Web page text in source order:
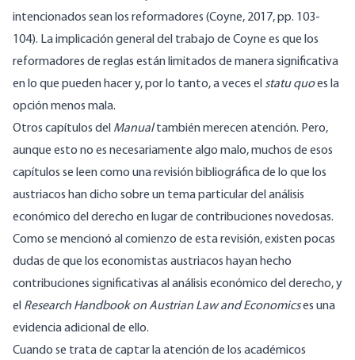
intencionados sean los reformadores (Coyne, 2017, pp. 103-
104). La implicación general del trabajo de Coyne es que los
reformadores de reglas están limitados de manera significativa
en lo que pueden hacer y, por lo tanto, a veces el statu quoes la
opción menos mala.
Otros capítulos del Manualtambién merecen atención. Pero,
aunque esto no es necesariamente algo malo, muchos de esos
capítulos se leen como una revisión bibliográfica de lo que los
austriacos han dicho sobre un tema particular del análisis
económico del derecho en lugar de contribuciones novedosas.
Como se mencionó al comienzo de esta revisión, existen pocas
dudas de que los economistas austriacos hayan hecho
contribuciones significativas al análisis económico del derecho, y
el Research Handbook on Austrian Law and Economicses una
evidencia adicional de ello.
Cuando se trata de captar la atención de los académicos